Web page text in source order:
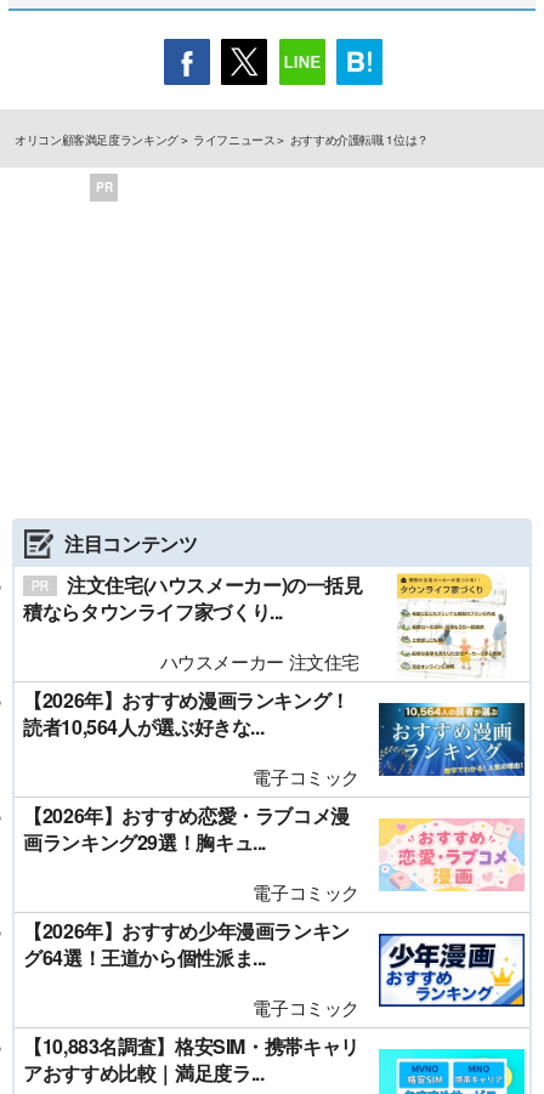
オリコン顧客満足度ランキング ライフニュース おすすめ介護転職 1位は？
PR
注目コンテンツ
注文住宅(ハウスメーカー)の一括見
積ならタウンライフ家づくり...
ハウスメーカー 注文住宅
【2026年】おすすめ漫画ランキング！
読者10,564人が選ぶ好きな...
電子コミック
【2026年】おすすめ恋愛・ラブコメ漫
画ランキング29選！胸キュ...
電子コミック
【2026年】おすすめ少年漫画ランキン
グ64選！王道から個性派ま...
電子コミック
【10,883名調査】格安SIM・携帯キャリ
アおすすめ比較｜満足度ラ...